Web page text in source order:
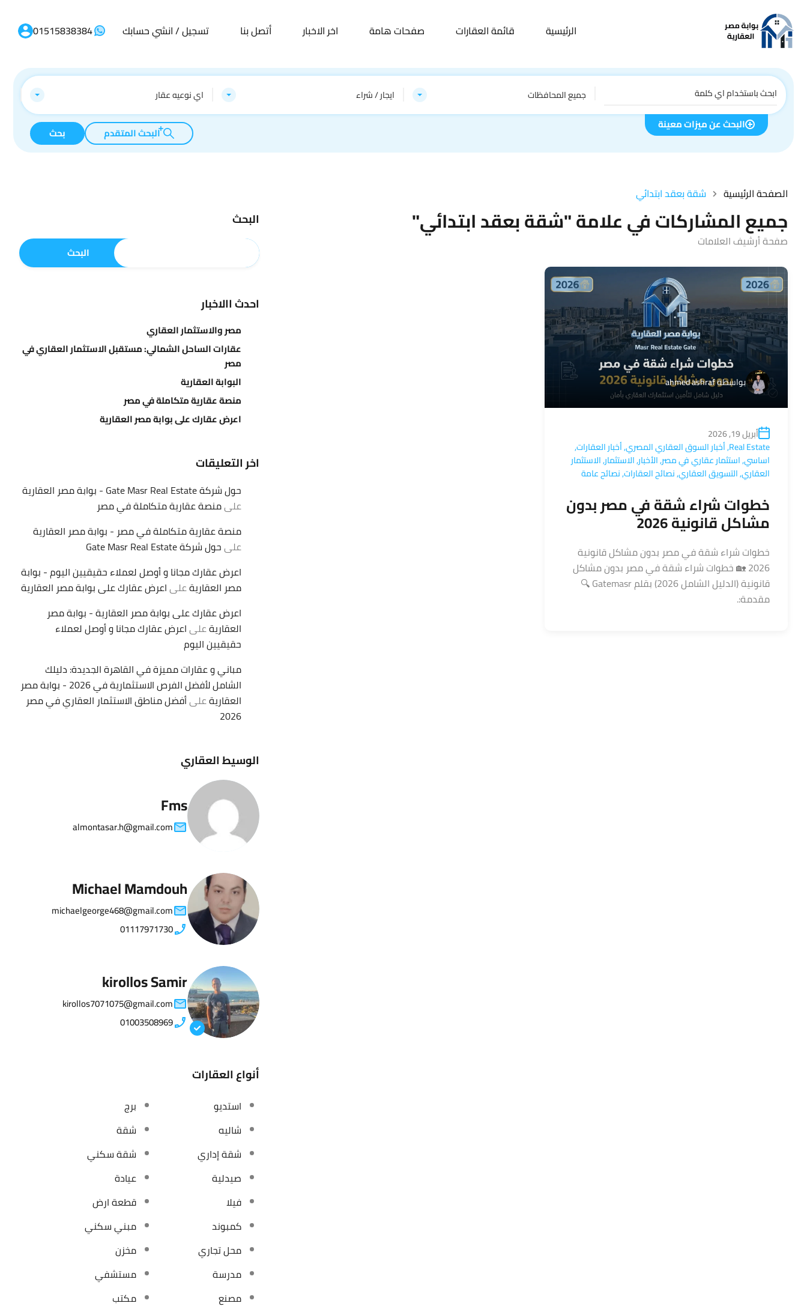
الرئيسية قائمة العقارات صفحات هامة اخر الاخبار أتصل بنا تسجيل / انشي حسابك 01515838384
جميع المحافظات ايجار / شراء اي نوعيه عقار
البحث عن ميزات معينة
البحث المتقدم بحث
الصفحة الرئيسية شقة بعقد ابتدائي
جميع المشاركات في علامة "شقة بعقد ابتدائي"
صفحة أرشيف العلامات
بواسطةahmed ashraf
أبريل 19, 2026
Real Estate
,أخبار السوق العقاري المصري,أخبار العقارات,
اساسي,استثمار عقاري في مصر,الأخبار,الاستثمار,الاستثمار
العقاري,التسويق العقاري,نصائح العقارات,نصائح عامة
خطوات شراء شقة في مصر بدون
مشاكل قانونية 2026
خطوات شراء شقة في مصر بدون مشاكل قانونية
2026 🏡 خطوات شراء شقة في مصر بدون مشاكل
قانونية (الدليل الشامل 2026) بقلم Gatemasr 🔍
مقدمة:.
البحث
البحث
احدث االاخبار
مصر والاستثمار العقاري
عقارات الساحل الشمالي: مستقبل الاستثمار العقاري في
مصر
البوابة العقارية
منصة عقارية متكاملة في مصر
اعرض عقارك على بوابة مصر العقارية
اخر التعليقات
حول شركة Gate Masr Real Estate - بوابة مصر العقارية
علىمنصة عقارية متكاملة في مصر
منصة عقارية متكاملة في مصر - بوابة مصر العقارية
علىحول شركة Gate Masr Real Estate
اعرض عقارك مجانا و أوصل لعملاء حقيقيين اليوم - بوابة
مصر العقاريةعلىاعرض عقارك على بوابة مصر العقارية
اعرض عقارك على بوابة مصر العقارية - بوابة مصر
العقاريةعلىاعرض عقارك مجانا و أوصل لعملاء
حقيقيين اليوم
مباني و عقارات مميزة في القاهرة الجديدة: دليلك
الشامل لأفضل الفرص الاستثمارية في 2026 - بوابة مصر
العقاريةعلىأفضل مناطق الاستثمار العقاري في مصر
2026
الوسيط العقاري
Fms
almontasar.h@gmail.com
Michael Mamdouh
michaelgeorge468@gmail.com
01117971730
kirollos Samir
kirollos7071075@gmail.com
01003508969
أنواع العقارات
استديو
برج
شاليه
شقة
شقة إداري
شقة سكني
صيدلية
عيادة
فيلا
قطعة ارض
كمبوند
مبني سكني
محل تجاري
مخزن
مدرسة
مستشفي
مصنع
مكتب